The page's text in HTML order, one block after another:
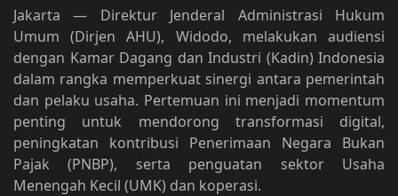
Jakarta — Direktur Jenderal Administrasi Hukum
Umum (Dirjen AHU), Widodo, melakukan audiensi
dengan Kamar Dagang dan Industri (Kadin) Indonesia
dalam rangka memperkuat sinergi antara pemerintah
dan pelaku usaha. Pertemuan ini menjadi momentum
penting untuk mendorong transformasi digital,
peningkatan kontribusi Penerimaan Negara Bukan
Pajak (PNBP), serta penguatan sektor Usaha
Menengah Kecil (UMK) dan koperasi.